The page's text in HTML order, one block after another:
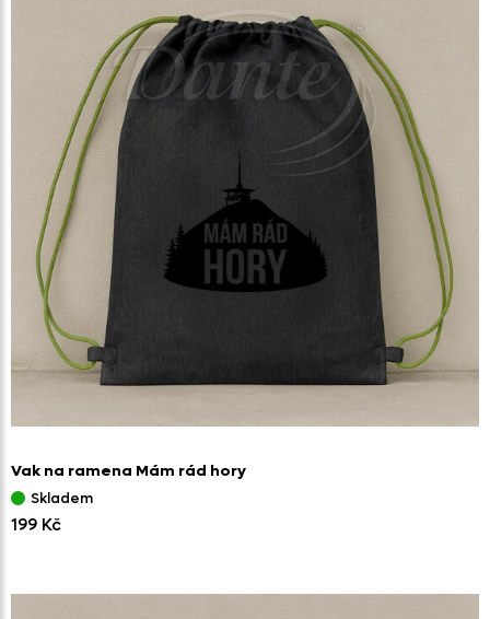
Vak na ramena Mám rád hory
Skladem
199 Kč